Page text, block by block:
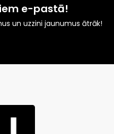
e-pastā!
un uzzini jaunumus ātrāk!